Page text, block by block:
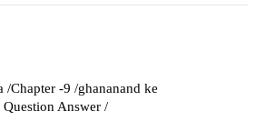
/Chapter -9 /ghananand ke
Answer /